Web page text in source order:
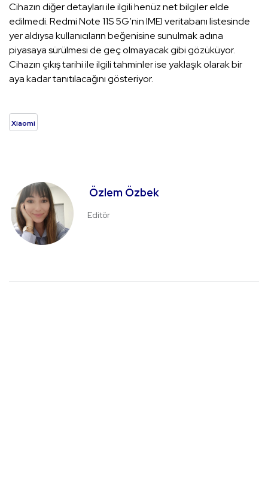
Cihazın diğer detayları ile ilgili henüz net bilgiler elde
edilmedi. Redmi Note 11S 5G’nin IMEI veritabanı listesinde
yer aldıysa kullanıcıların beğenisine sunulmak adına
piyasaya sürülmesi de geç olmayacak gibi gözüküyor.
Cihazın çıkış tarihi ile ilgili tahminler ise yaklaşık olarak bir
aya kadar tanıtılacağını gösteriyor.
Xiaomi
Özlem Özbek
Editör